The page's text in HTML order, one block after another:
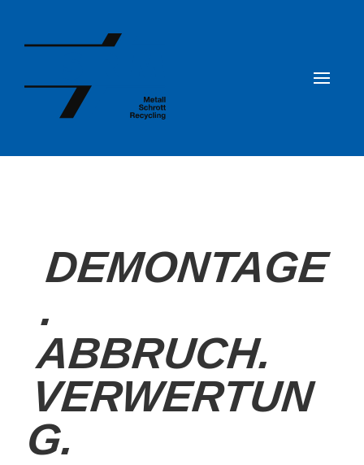
DEMONTAGE
.
ABBRUCH.
VERWERTUN
G.